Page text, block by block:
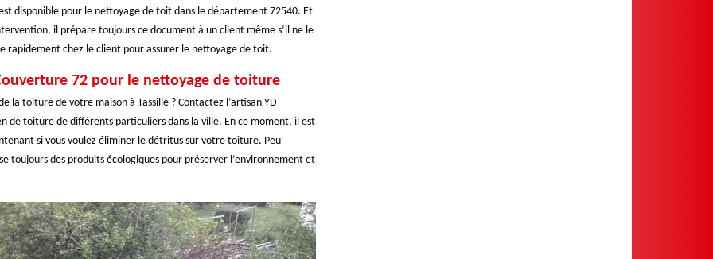
disponible pour le nettoyage de toit dans le département 72540. Et
il prépare toujours ce document à un client même s’il ne le
rapidement chez le client pour assurer le nettoyage de toit.
72 pour le nettoyage de toiture
la toiture de votre maison à Tassille ? Contactez l’artisan YD
de toiture de différents particuliers dans la ville. En ce moment, il est
si vous voulez éliminer le détritus sur votre toiture. Peu
des produits écologiques pour préserver l’environnement et